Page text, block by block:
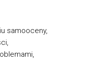
samooceny,